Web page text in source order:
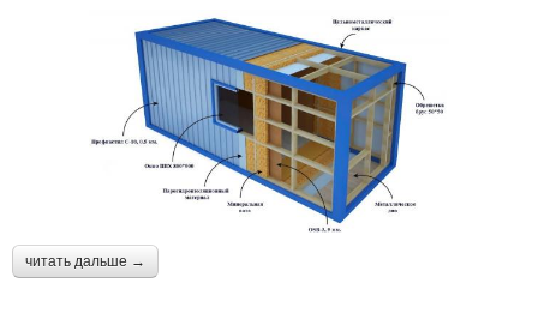
читать дальше →